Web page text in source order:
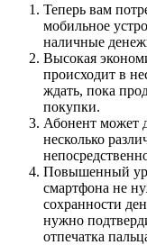
Теперь вам
мобильное
наличные
Высокая
происходит в
ждать, пока
покупки.
Абонент может
несколько
Повышенный
смартфона не
сохранности
нужно
отпечатка